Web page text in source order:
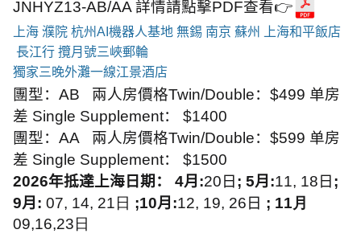
JNHYZ13-AB/AA 詳情請點擊PDF查看👉
上海 濮院 杭州AI機器人基地 無錫 南京 蘇州 上海和平飯店
長江行 攬月號三峽郵輪
獨家三晚外灘一線江景酒店
團型：AB 兩人房價格Twin/Double： $499 单房
差 Single Supplement： $1400
團型：AA 兩人房價格Twin/Double： $599 单房
差 Single Supplement： $1500
2026年抵達上海日期： 4月 :20日; 5月 :11, 18日;
9月 : 07, 14, 21日 ;10月 :12, 19, 26日 ; 11月
09,16,23日